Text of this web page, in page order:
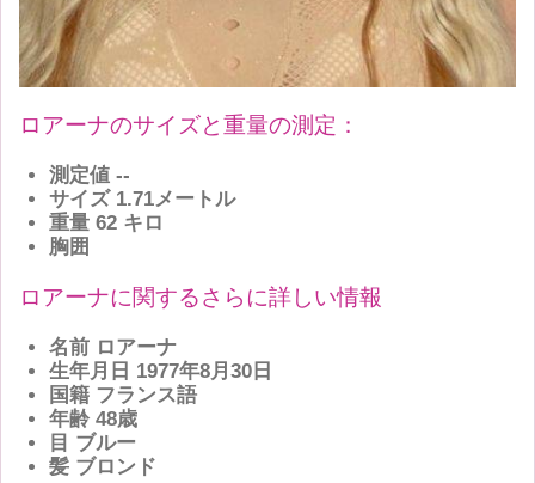
ロアーナのサイズと重量の測定：
測定値 --
サイズ 1.71メートル
重量 62 キロ
胸囲
ロアーナに関するさらに詳しい情報
名前 ロアーナ
生年月日 1977年8月30日
国籍 フランス語
年齢 48歳
目 ブルー
髪 ブロンド